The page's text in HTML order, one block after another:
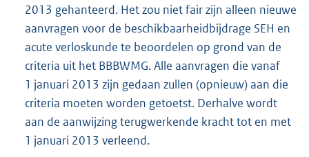
2013 gehanteerd. Het zou niet fair zijn alleen nieuwe
aanvragen voor de beschikbaarheidbijdrage SEH en
acute verloskunde te beoordelen op grond van de
criteria uit het BBBWMG. Alle aanvragen die vanaf
1 januari 2013 zijn gedaan zullen (opnieuw) aan die
criteria moeten worden getoetst. Derhalve wordt
aan de aanwijzing terugwerkende kracht tot en met
1 januari 2013 verleend.